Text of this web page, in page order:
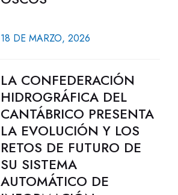
18 DE MARZO, 2026
LA CONFEDERACIÓN
HIDROGRÁFICA DEL
CANTÁBRICO PRESENTA
LA EVOLUCIÓN Y LOS
RETOS DE FUTURO DE
SU SISTEMA
AUTOMÁTICO DE